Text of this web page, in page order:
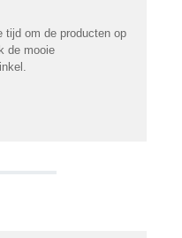
tijd om de producten op
de mooie